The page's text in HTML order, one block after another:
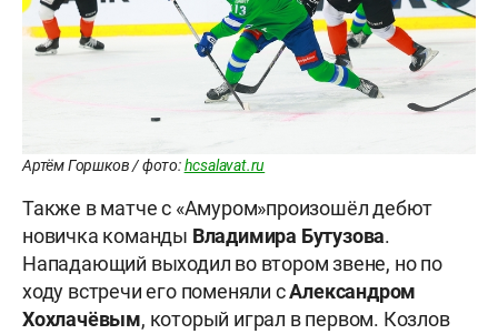
Артём Горшков / фото:hcsalavat.ru
Также в матче с «Амуром»произошёл дебют
новичка команды Владимира Бутузова.
Нападающий выходил во втором звене, но по
ходу встречи его поменяли сАлександром
Хохлачёвым, который играл в первом. Козлов